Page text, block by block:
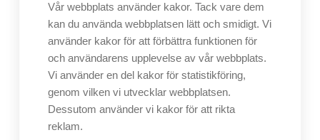
Vår webbplats använder kakor. Tack vare dem
kan du använda webbplatsen lätt och smidigt. Vi
använder kakor för att förbättra funktionen för
och användarens upplevelse av vår webbplats.
Vi använder en del kakor för statistikföring,
genom vilken vi utvecklar webbplatsen.
Dessutom använder vi kakor för att rikta
reklam.